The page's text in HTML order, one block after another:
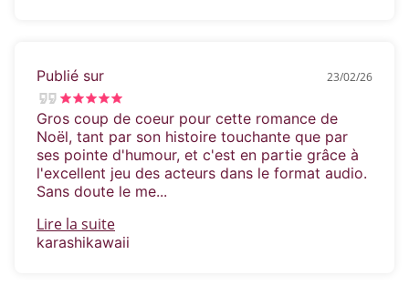
Publié sur 23/02/26
Gros coup de coeur pour cette romance de
Noël, tant par son histoire touchante que par
ses pointe d'humour, et c'est en partie grâce à
l'excellent jeu des acteurs dans le format audio.
Sans doute le me...
Lire la suite
karashikawaii